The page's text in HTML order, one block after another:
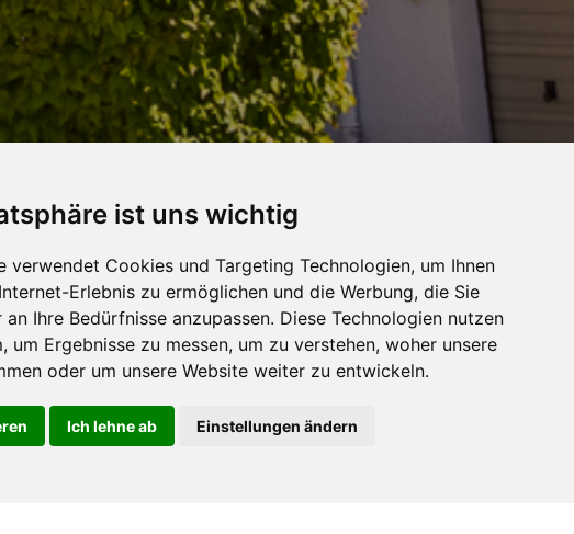
ist uns wichtig
verwendet Cookies und Targeting Technologien, um Ihnen
Erlebnis zu ermöglichen und die Werbung, die Sie
an Ihre Bedürfnisse anzupassen. Diese Technologien nutzen
um Ergebnisse zu messen, um zu verstehen, woher unsere
oder um unsere Website weiter zu entwickeln.
Ich lehne ab Einstellungen ändern
ZUR
O
N
LI
N
E
-
B
U
C
H
U
N
G
»